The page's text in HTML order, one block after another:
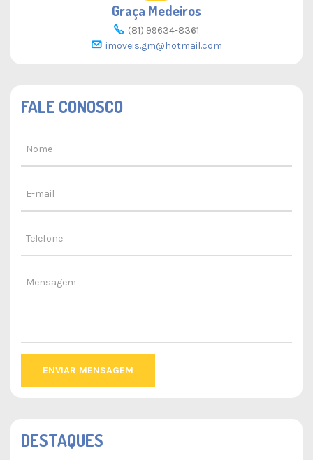
Graça Medeiros
(81) 99634-8361
imoveis.gm@hotmail.com
FALE CONOSCO
ENVIAR MENSAGEM
DESTAQUES